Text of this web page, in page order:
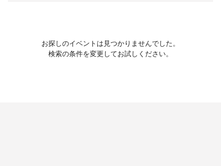
お探しのイベントは見つかりませんでした。
検索の条件を変更してお試しください。